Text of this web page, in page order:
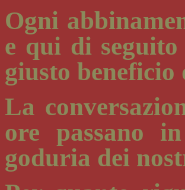
Ogni
e qui di
giusto
La
ore passano
goduria dei